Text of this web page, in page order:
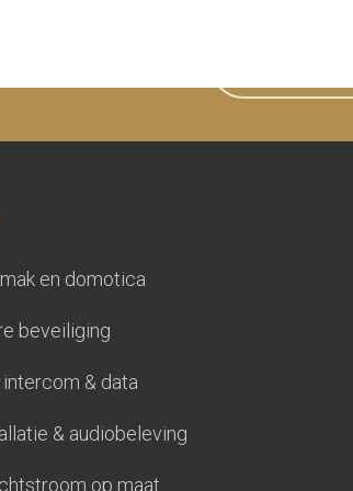
en domotica
beveiliging
& data
& audiobeleving
op maat